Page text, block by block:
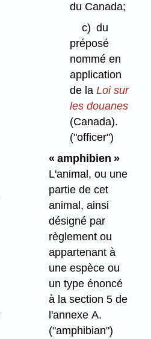
du Canada;
c) du
préposé
nommé en
application
de la Loi sur
les douanes
(Canada).
("officer")
« amphibien »
L'animal, ou une
partie de cet
animal, ainsi
désigné par
règlement ou
appartenant à
une espèce ou
un type énoncé
à la section 5 de
l'annexe A.
("amphibian")